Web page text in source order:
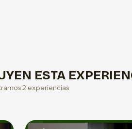
ESTA
2 experiencias